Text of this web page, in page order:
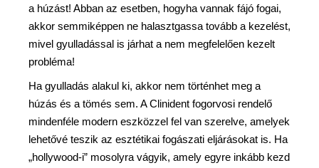
a húzást! Abban az esetben, hogyha vannak fájó fogai,
akkor semmiképpen ne halasztgassa tovább a kezelést,
mivel gyulladással is járhat a nem megfelelően kezelt
probléma!
Ha gyulladás alakul ki, akkor nem történhet meg a
húzás és a tömés sem. A Clinident fogorvosi rendelő
mindenféle modern eszközzel fel van szerelve, amelyek
lehetővé teszik az esztétikai fogászati eljárásokat is. Ha
„hollywood-i” mosolyra vágyik, amely egyre inkább kezd